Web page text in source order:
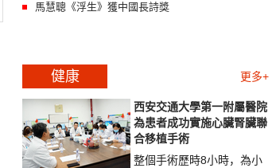
馬慧聰《浮生》獲中國長詩獎
健康 更多+
西安交通大學第一附屬醫院
為患者成功實施心臟腎臟聯
合移植手術
整個手術歷時8小時，為小